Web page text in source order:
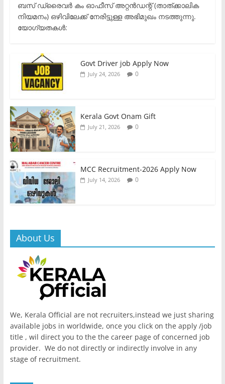
ബസ് ഡ്രൈവർ കം ഓഫീസ് അറ്റൻഡന്റ് (താത്ക്കാലിക
നിയമനം) ഒഴിവിലേക്ക് നേരിട്ടുള്ള അഭിമുഖം നടത്തുന്നു.​
യോഗ്യതകൾ:
Govt Driver job Apply Now
July 24, 2026 0
Kerala Govt Onam Gift
July 21, 2026 0
MCC Recruitment-2026 Apply Now
July 14, 2026 0
About Us
We, Kerala Official are not recruiters,instead we just sharing
available jobs in worldwide, once you click on the apply /job
title , wil direct you to the the career page of concerned job
provider. We do not directly or indirectly involve in any
stage of recruitment.